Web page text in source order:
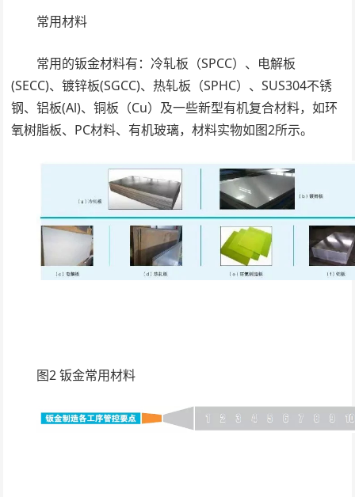
常用材料
常用的钣金材料有：冷轧板（SPCC）、电解板
(SECC)、镀锌板(SGCC)、热轧板（SPHC）、SUS304不锈
钢、铝板(Al)、铜板（Cu）及一些新型有机复合材料，如环
氧树脂板、PC材料、有机玻璃，材料实物如图2所示。
图2 钣金常用材料